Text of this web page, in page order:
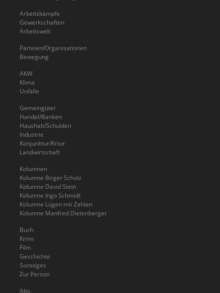
Arbeitskämpfe
Gewerkschaften
Arbeitswelt
Parteien/Organisationen
Bewegung
AKW
Klima
Unfälle
Gemeingüter
Handel/Banken
Haushalt/Schulden
Industrie
Konjunktur/Krise
Landwirtschaft
Kolumnen
Kolumne Birger Scholz
Kolumne David Stein
Kolumne Ingo Schmidt
Kolumne Lügen mit Zahlen
Kolumne Manfred Dietenberger
Buch
Krimi
Film
Geschichte
Sonstiges
Zur Person
Abo